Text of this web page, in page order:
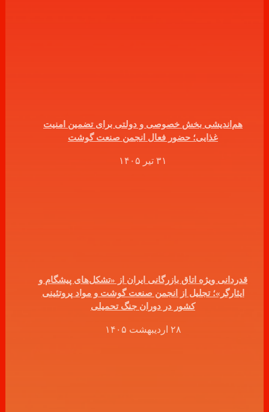
هم‌اندیشی بخش خصوصی و دولتی برای تضمین امنیت
غذایی؛ حضور فعال انجمن صنعت گوشت
۳۱ تیر ۱۴۰۵
قدردانی ویژه اتاق بازرگانی ایران از «تشکل‌های پیشگام و
ایثارگر»؛ تجلیل از انجمن صنعت گوشت و مواد پروتئینی
کشور در دوران جنگ تحمیلی
۲۸ اردیبهشت ۱۴۰۵